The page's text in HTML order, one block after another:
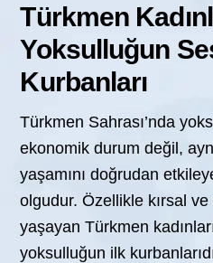
Türkmen
Yoksulluğun
Kurbanları
Türkmen Sahrası’nda
ekonomik durum değil,
yaşamını doğrudan
olgudur. Özellikle kırsal
yaşayan Türkmen
yoksulluğun ilk